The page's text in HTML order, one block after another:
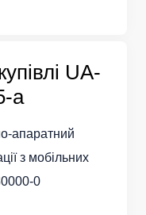
UA-
а
апаратний
з мобільних
0